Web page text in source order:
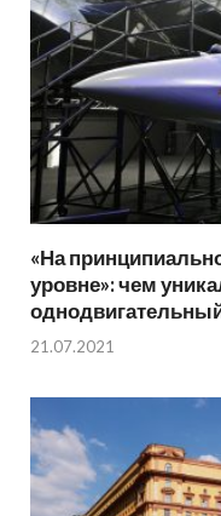
«На
уровне»: чем
21.07.2021